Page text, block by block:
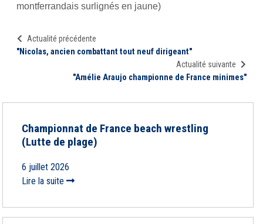
montferrandais surlignés en jaune)
Actualité précédente
"Nicolas, ancien combattant tout neuf dirigeant"
Actualité suivante
"Amélie Araujo championne de France minimes"
Championnat de France beach wrestling
(Lutte de plage)
6 juillet 2026
Lire la suite